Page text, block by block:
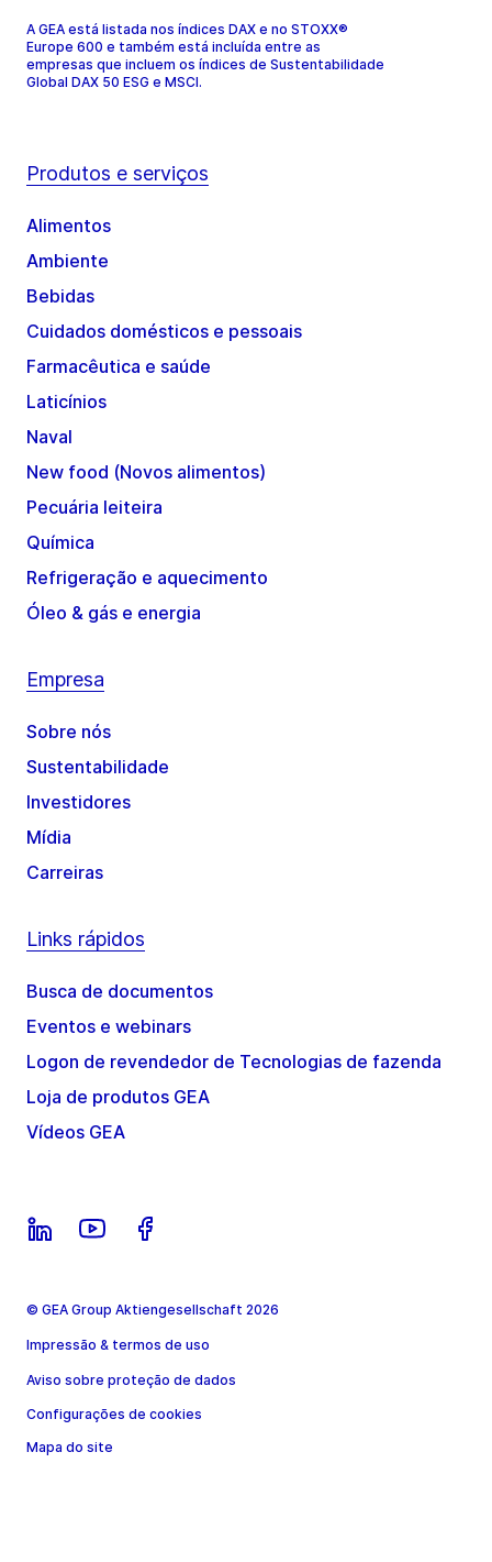
A GEA está listada nos índices DAX e no STOXX®
Europe 600 e também está incluída entre as
empresas que incluem os índices de Sustentabilidade
Global DAX 50 ESG e MSCI.
Produtos e serviços
Alimentos
Ambiente
Bebidas
Cuidados domésticos e pessoais
Farmacêutica e saúde
Laticínios
Naval
New food (Novos alimentos)
Pecuária leiteira
Química
Refrigeração e aquecimento
Óleo & gás e energia
Empresa
Sobre nós
Sustentabilidade
Investidores
Mídia
Carreiras
Links rápidos
Busca de documentos
Eventos e webinars
Logon de revendedor de Tecnologias de fazenda
Loja de produtos GEA
Vídeos GEA
© GEA Group Aktiengesellschaft 2026
Impressão & termos de uso
Aviso sobre proteção de dados
Configurações de cookies
Mapa do site